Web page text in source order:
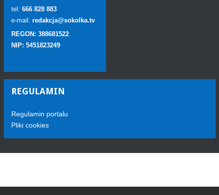
tel: 666 828 883
e-mail: redakcja@sokolka.tv
REGON: 388681522
NIP: 5451823249
REGULAMIN
Regulamin portalu
Pliki cookies